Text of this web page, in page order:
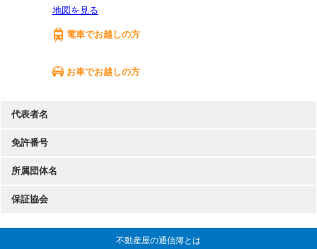
地図を見る
電車でお越しの方
お車でお越しの方
代表者名
免許番号
所属団体名
保証協会
不動産屋の通信簿とは